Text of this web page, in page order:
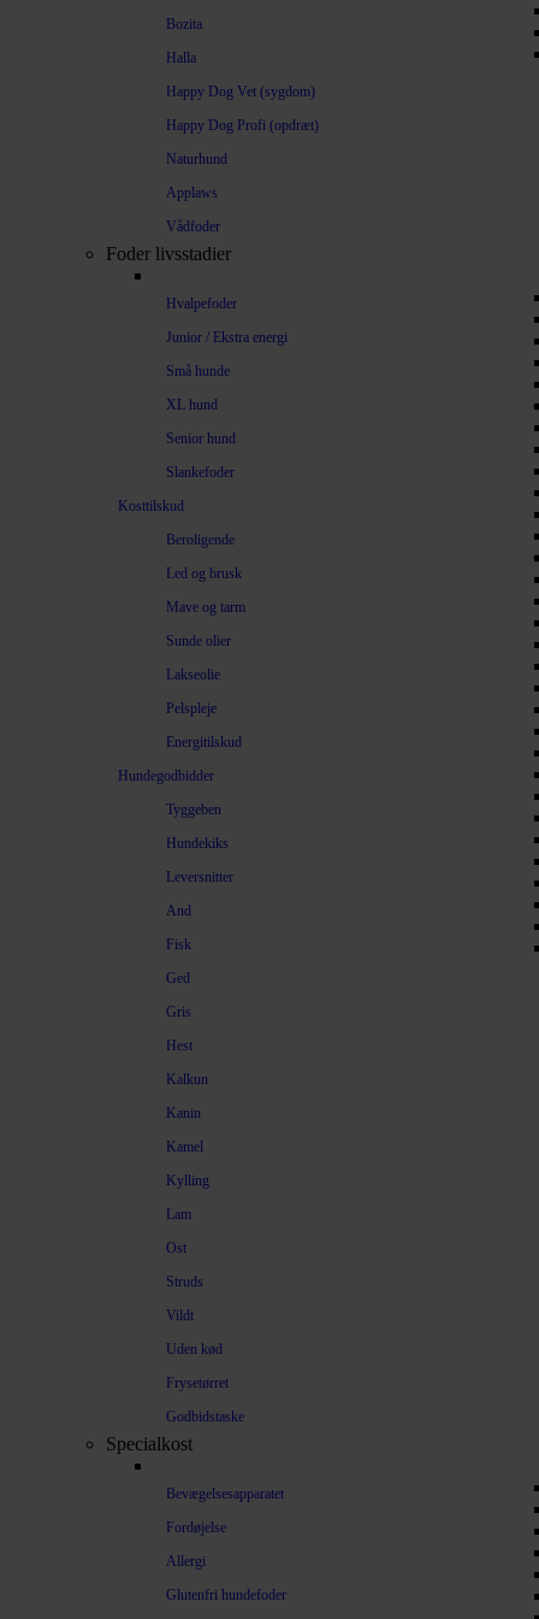
Bozita
Halla
Happy Dog Vet (sygdom)
Happy Dog Profi (opdræt)
Naturhund
Applaws
Vådfoder
Foder livsstadier
Hvalpefoder
Junior / Ekstra energi
Små hunde
XL hund
Senior hund
Slankefoder
Kosttilskud
Beroligende
Led og brusk
Mave og tarm
Sunde olier
Lakseolie
Pelspleje
Energitilskud
Hundegodbidder
Tyggeben
Hundekiks
Leversnitter
And
Fisk
Ged
Gris
Hest
Kalkun
Kanin
Kamel
Kylling
Lam
Ost
Struds
Vildt
Uden kød
Frysetørret
Godbidstaske
Specialkost
Bevægelsesapparatet
Fordøjelse
Allergi
Glutenfri hundefoder